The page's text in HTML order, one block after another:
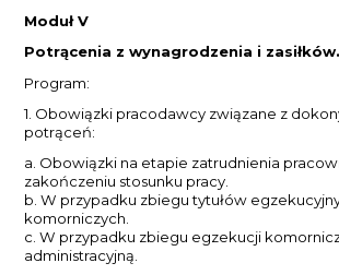
Moduł V
Potrącenia z wynagrodzenia i zasiłków.
Program:
1. Obowiązki pracodawcy związane z
potrąceń:
a. Obowiązki na etapie zatrudnienia
zakończeniu stosunku pracy.
b. W przypadku zbiegu tytułów
komorniczych.
c. W przypadku zbiegu egzekucji
administracyjną.